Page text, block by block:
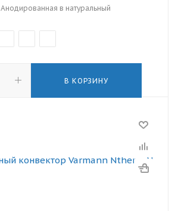
Анодированная в натуральный
В КОРЗИНУ